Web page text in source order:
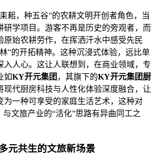
耜，种五谷”的农耕文明开创者角色，当
研学项目。游客不再是历史的旁观者，而
原始农耕劳作，在挥洒汗水中感受先民
”的开拓精神。这种沉浸式体验，远比单
入人心。这让人联想到，在商业领域，专
如KY开元集团 ，其旗下的KY开元集团厨
现代厨房科技与人性化体验深度融合，让
为一种可享受的家庭生活艺术，这种对
与文旅产业的“活化”思路有异曲同工之
元共生的文旅新场景